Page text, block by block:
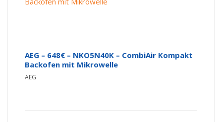
AEG – 648€ – NKO5N40K – CombiAir Kompakt
Backofen mit Mikrowelle
AEG